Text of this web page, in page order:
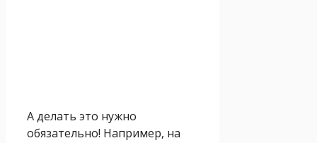
А делать это нужно
обязательно! Например, на